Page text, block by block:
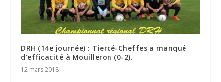
DRH (14e journée) : Tiercé-Cheffes a manqué
d’efficacité à Mouilleron (0-2).
12 mars 2018